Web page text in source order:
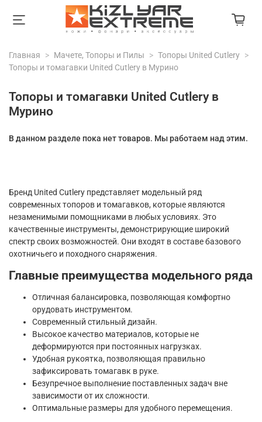
Главная Мачете, Топоры и Пилы
Топоры United Cutlery
Топоры и томагавки United Cutlery в Мурино
Топоры и томагавки United Cutlery в
Мурино
В данном разделе пока нет товаров. Мы работаем над этим.
Бренд United Cutlery представляет модельный ряд
современных топоров и томагавков, которые являются
незаменимыми помощниками в любых условиях. Это
качественные инструменты, демонстрирующие широкий
спектр своих возможностей. Они входят в составе базового
охотничьего и походного снаряжения.
Главные преимущества модельного ряда
Отличная балансировка, позволяющая комфортно
орудовать инструментом.
Современный стильный дизайн.
Высокое качество материалов, которые не
деформируются при постоянных нагрузках.
Удобная рукоятка, позволяющая правильно
зафиксировать томагавк в руке.
Безупречное выполнение поставленных задач вне
зависимости от их сложности.
Оптимальные размеры для удобного перемещения.